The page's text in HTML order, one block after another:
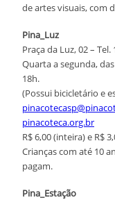
de artes visuais, com
Pina_Luz
Praça da Luz, 02 – Tel.
Quarta a segunda,
18h.
(Possui bicicletário e
pinacoteca.org.br
R$ 6,00 (inteira) e R$
Crianças com até 10
pagam.
Pina_Estação